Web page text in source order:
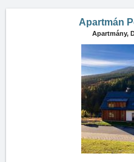
Apartmán
Apartmány,